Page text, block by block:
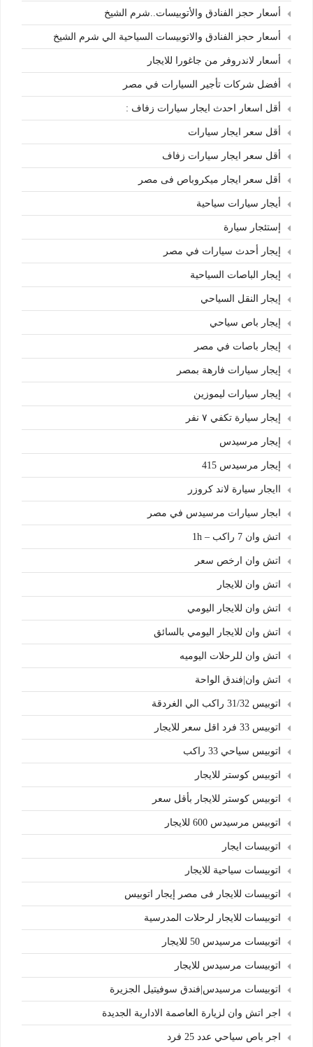
أسعار حجز الفنادق والأتوبيسات..شرم الشيخ
أسعار حجز الفنادق والاتوبيسات السياحية الي شرم الشيخ
أسعار لاندروفر من جاغورا للايجار
أفضل شركات تأجير السيارات في مصر
أقل اسعار احدث ايجار سيارات زفاف :
أقل سعر ايجار سيارات
أقل سعر ايجار سيارات زفاف
أقل سعر ايجار ميكروباص فى مصر
أيجار سيارات سياحية
إستئجار سيارة
إيجار أحدث سيارات في مصر
إيجار الباصات السياحية
إيجار النقل السياحي
إيجار باص سياحي
إيجار باصات في مصر
إيجار سيارات فارهة بمصر
إيجار سيارات ليموزين
إيجار سيارة تكفي ٧ نفر
إيجار مرسيدس
إيجار مرسيدس 415
اايجار سيارة لاند كروزر
ابجار سيارات مرسيدس في مصر
اتش وان 7 راكب – 1h
اتش وان ارخص سعر
اتش وان للايجار
اتش وان للايجار اليومي
اتش وان للايجار اليومي بالسائق
اتش وان للرحلات اليوميه
اتش وان|فندق الواحة
اتوبيس 31/32 راكب الي الغردقة
اتوبيس 33 فرد اقل سعر للايجار
اتوبيس سياحي 33 راكب
اتوبيس كوستر للايجار
اتوبيس كوستر للايجار بأقل سعر
اتوبيس مرسيدس 600 للايجار
اتوبيسات ايجار
اتوبيسات سياحية للايجار
اتوبيسات للايجار فى مصر إيجار اتوبيس
اتوبيسات للايجار لرحلات المدرسية
اتوبيسات مرسيدس 50 للايجار
اتوبيسات مرسيدس للايجار
اتوبيسات مرسيدس|فندق سوفيتيل الجزيرة
اجر اتش وان لزيارة العاصمة الادارية الجديدة
اجر باص سياحي عدد 25 فرد